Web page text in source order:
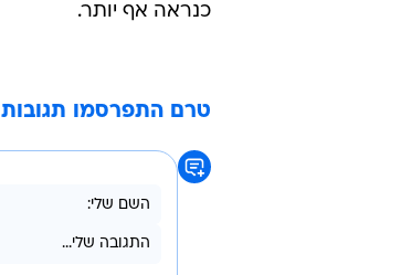
כנראה אף יותר.
טרם התפרסמו תגובות